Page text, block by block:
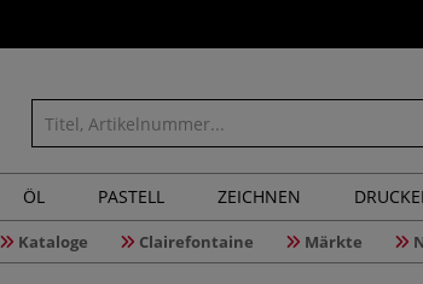
ÖL PASTELL ZEICHNEN
Kataloge Clairefontaine Märkte